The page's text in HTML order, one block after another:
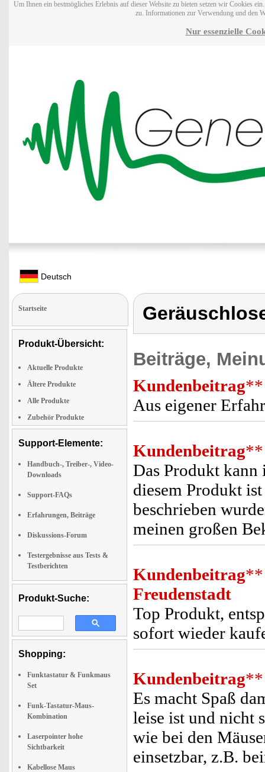
Um Ihnen ein bestmögliches Erlebnis auf dieser Website zu bieten setzen wir Cookies
zu. Informationen zur Verwendung und den
Nur essenzielle
Deutsch
Startseite
Produkt-Übersicht:
Aktuelle Produkte
Ältere Produkte
Alle Produkte
Zubehör Produkte
Support-Elemente:
Handbuch-, Treiber-, Video-
Downloads
Support-FAQs
Erfahrungen, Beiträge
Diskussions-Forum
Testergebnisse aus Tests &
Testberichten
Produkt-Suche:
Shopping:
Funktastatur & Funkmaus
Set
Funk-Tastatur-Maus-
Kombination
Laserpointer hohe
Sichtbarkeit
Kabellose Maus
Beiträge,
Kundenbeitrag**
Aus eigener
Kundenbeitrag**
Das Produkt kann
diesem Produkt
beschrieben
meinen großen
Kundenbeitrag**
Freudenstadt
Top Produkt,
sofort wieder
Kundenbeitrag**
Es macht Spaß
leise ist und nicht
wie bei den
einsetzbar, z.B.